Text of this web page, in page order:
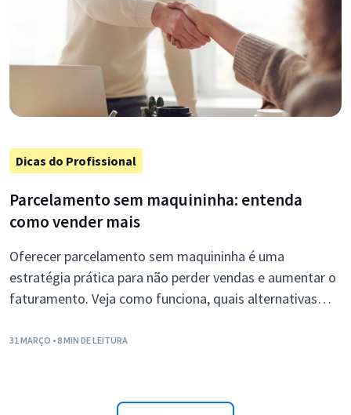
Dicas do Profissional
Parcelamento sem maquininha: entenda
como vender mais
Oferecer parcelamento sem maquininha é uma
estratégia prática para não perder vendas e aumentar o
faturamento. Veja como funciona, quais alternativas
31 MARÇO • 8 MIN DE LEITURA